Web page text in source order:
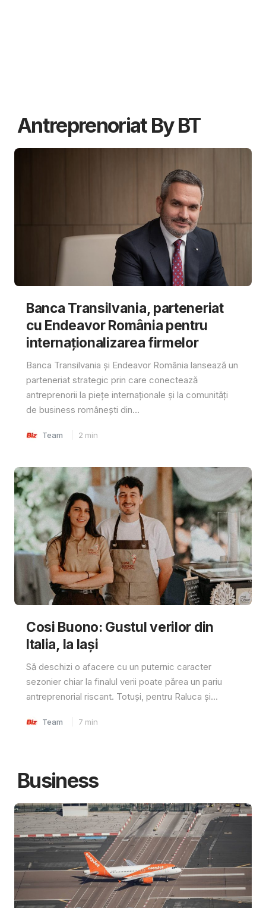
Antreprenoriat By BT
Banca Transilvania, parteneriat
cu Endeavor România pentru
internaționalizarea firmelor
Banca Transilvania și Endeavor România lansează un
parteneriat strategic prin care conectează
antreprenorii la piețe internaționale și la comunități
de business românești din...
Team 2 min
Cosi Buono: Gustul verilor din
Italia, la Iași
Să deschizi o afacere cu un puternic caracter
sezonier chiar la finalul verii poate părea un pariu
antreprenorial riscant. Totuși, pentru Raluca și...
Team 7 min
Business